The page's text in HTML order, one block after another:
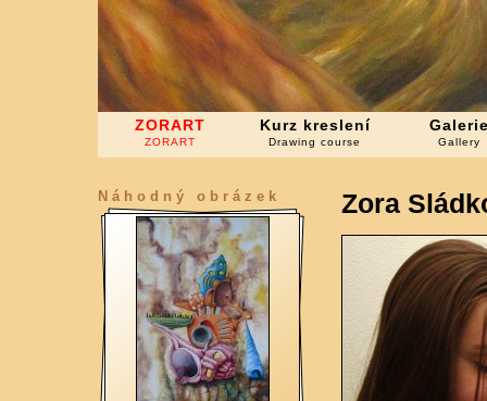
ZORART
ZORART
Kurz kreslení
Drawing course Gallery
Náhodný obrázek Zora